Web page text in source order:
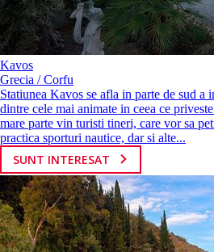
Kavos
Grecia / Corfu
Statiunea Kavos se afla in parte de sud a
dintre cele mai animate in ceea ce
mare parte vin turisti tineri, care vor sa
practica sporturi nautice, dar si alte...
SUNT INTERESAT